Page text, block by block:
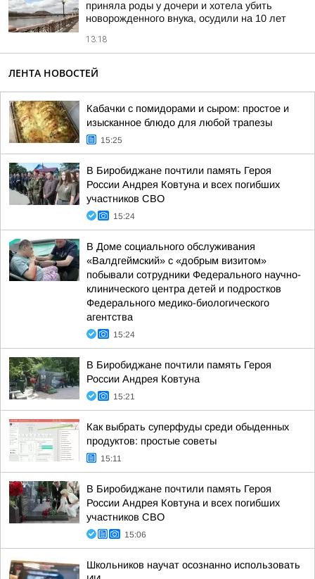
приняла роды у дочери и хотела убить
новорожденного внука, осудили на 10 лет
13:18
ЛЕНТА НОВОСТЕЙ
Кабачки с помидорами и сыром: простое и
изысканное блюдо для любой трапезы
15:25
В Биробиджане почтили память Героя
России Андрея Ковтуна и всех погибших
участников СВО
15:24
В Доме социального обслуживания
«Валдгеймский» с «добрым визитом»
побывали сотрудники Федерального научно-
клинического центра детей и подростков
Федерального медико-биологического
агентства
15:24
В Биробиджане почтили память Героя
России Андрея Ковтуна
15:21
Как выбрать суперфуды среди обыденных
продуктов: простые советы
15:11
В Биробиджане почтили память Героя
России Андрея Ковтуна и всех погибших
участников СВО
15:06
Школьников научат осознанно использовать